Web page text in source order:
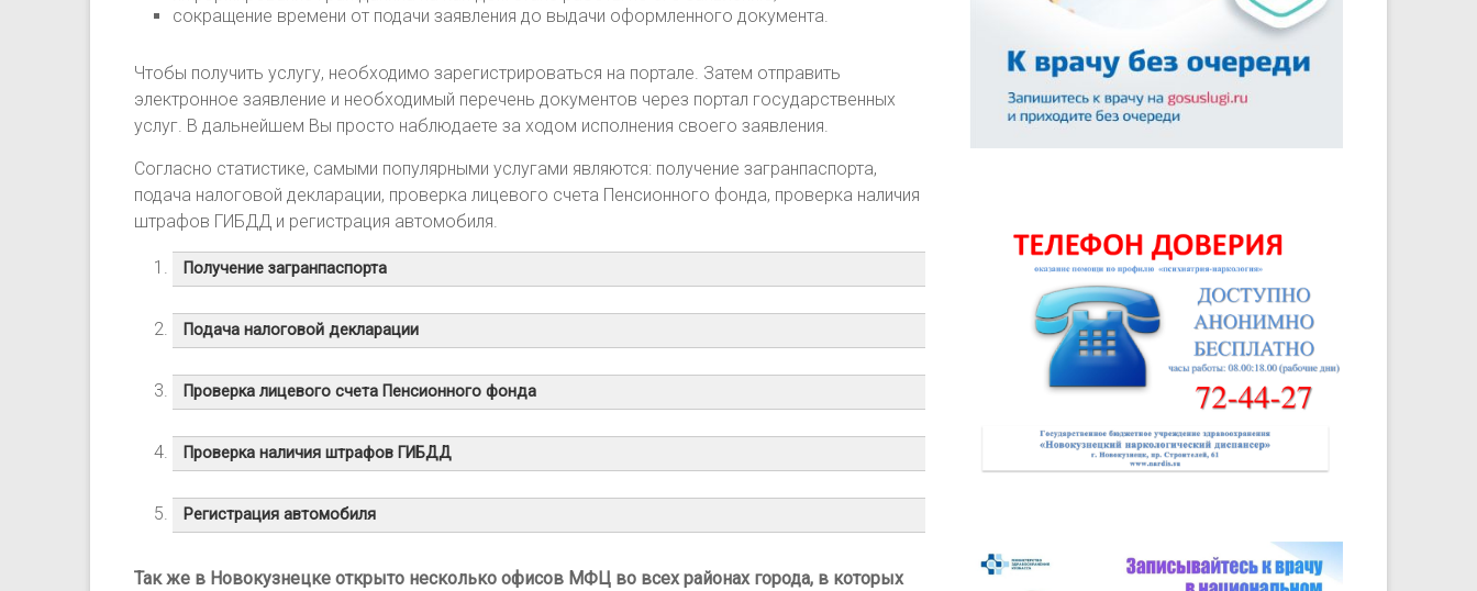
сокращение времени от подачи заявления до выдачи оформленного документа.
Чтобы получить услугу, необходимо зарегистрироваться на портале. Затем отправить
электронное заявление и необходимый перечень документов через портал государственных
услуг. В дальнейшем Вы просто наблюдаете за ходом исполнения своего заявления.
Согласно статистике, самыми популярными услугами являются: получение загранпаспорта,
подача налоговой декларации, проверка лицевого счета Пенсионного фонда, проверка наличия
штрафов ГИБДД и регистрация автомобиля.
Получение загранпаспорта
Подача налоговой декларации
Проверка лицевого счета Пенсионного фонда
Проверка наличия штрафов ГИБДД
Регистрация автомобиля
Так же в Новокузнецке открыто несколько офисов МФЦ во всех районах города, в которых